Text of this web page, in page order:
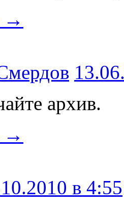
→
архив.
→
в 4:55